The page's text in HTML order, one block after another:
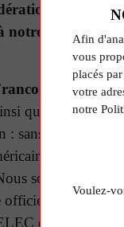
de
notre 8ᵉ congrès
Ramos :
qu’avec
: sans eux, je
caribéen et
sommes
dans le
et la CGT-
Afin
vous
placés
votre
notre
Voulez-